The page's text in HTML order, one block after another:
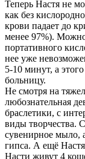
Теперь Настя не
как без
крови падает до
менее 97%). Можно
портативного
нее уже
5-10 минут, а
больницу.
Не смотря на
любознательная
браслетики, с
виды творчества.
сувенирное мыло,
гипса. А ещё
Насти живут 4